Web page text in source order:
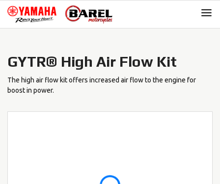
Skip
navigation
Skip
content
GYTR® High Air Flow Kit
The high air flow kit offers increased air flow to the engine for
boost in power.